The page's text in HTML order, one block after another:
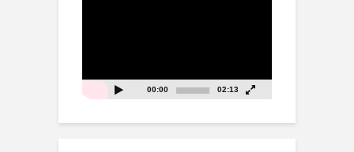
00:00 02:13